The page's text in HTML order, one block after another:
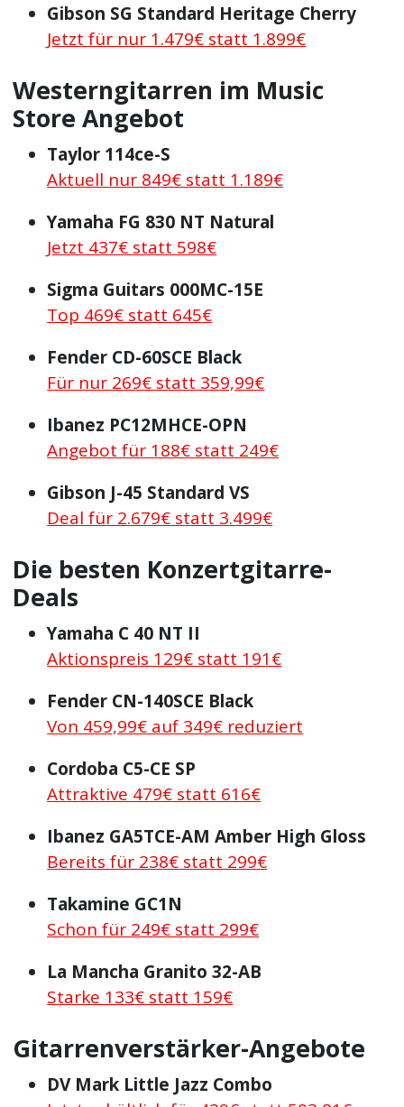
Gibson SG Standard Heritage Cherry
Jetzt für nur 1.479€ statt 1.899€
Westerngitarren im Music
Store Angebot
Taylor 114ce-S
Aktuell nur 849€ statt 1.189€
Yamaha FG 830 NT Natural
Jetzt 437€ statt 598€
Sigma Guitars 000MC-15E
Top 469€ statt 645€
Fender CD-60SCE Black
Für nur 269€ statt 359,99€
Ibanez PC12MHCE-OPN
Angebot für 188€ statt 249€
Gibson J-45 Standard VS
Deal für 2.679€ statt 3.499€
Die besten Konzertgitarre-
Deals
Yamaha C 40 NT II
Aktionspreis 129€ statt 191€
Fender CN-140SCE Black
Von 459,99€ auf 349€ reduziert
Cordoba C5-CE SP
Attraktive 479€ statt 616€
Ibanez GA5TCE-AM Amber High Gloss
Bereits für 238€ statt 299€
Takamine GC1N
Schon für 249€ statt 299€
La Mancha Granito 32-AB
Starke 133€ statt 159€
Gitarrenverstärker-Angebote
DV Mark Little Jazz Combo